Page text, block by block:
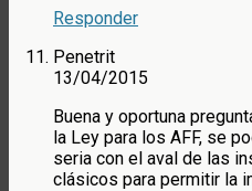
Responder
Penetrit
13/04/2015
Buena y oportuna
la Ley para los AFF, se
seria con el aval de las
clásicos para permitir la